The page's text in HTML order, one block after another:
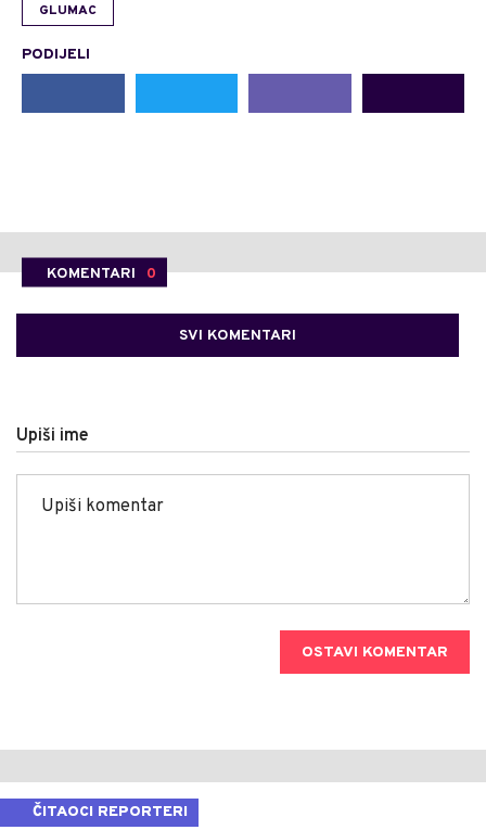
GLUMAC
PODIJELI
KOMENTARI 0
SVI KOMENTARI
Upiši ime
OSTAVI KOMENTAR
ČITAOCI REPORTERI